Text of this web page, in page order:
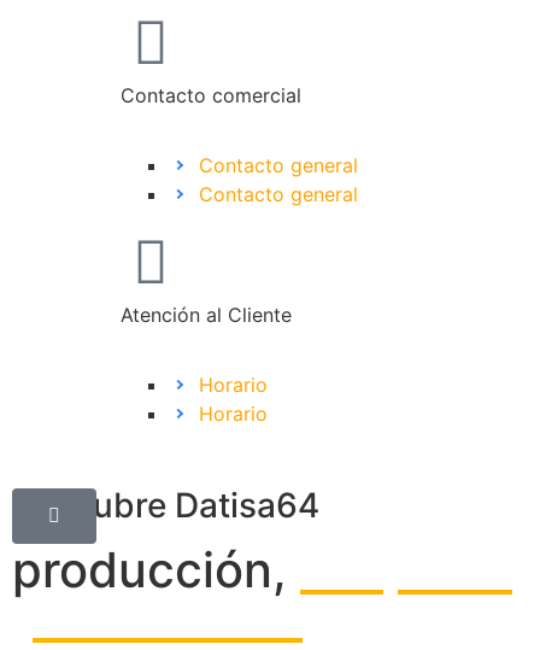
Contacto comercial
Contacto general
Contacto general
Atención al Cliente
Horario
Horario
Descubre Datisa64
producción,
y escandallo